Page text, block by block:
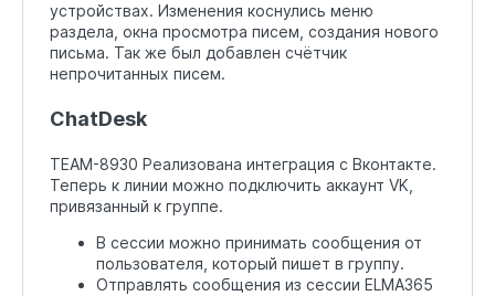
устройствах. Изменения коснулись меню
раздела, окна просмотра писем, создания нового
письма. Так же был добавлен счётчик
непрочитанных писем.
ChatDesk
TEAM-8930 Реализована интеграция с Вконтакте.
Теперь к линии можно подключить аккаунт VK,
привязанный к группе.
В сессии можно принимать сообщения от
пользователя, который пишет в группу.
Отправлять сообщения из сессии ELMA365